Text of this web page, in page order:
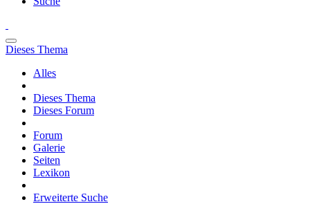
Dieses Thema
Alles
Dieses Thema
Dieses Forum
Forum
Galerie
Seiten
Lexikon
Erweiterte Suche